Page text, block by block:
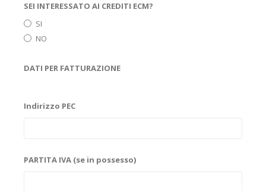
SEI INTERESSATO AI CREDITI ECM?
SI
NO
DATI PER FATTURAZIONE
Indirizzo PEC
PARTITA IVA (se in possesso)